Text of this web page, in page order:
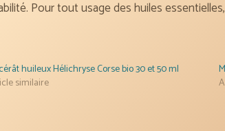
Pour tout usage des huiles
huileux Hélichryse Corse bio 30 et 50 ml
similaire